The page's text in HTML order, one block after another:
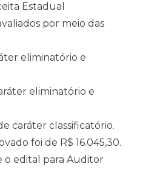
Estadual
por meio das
eliminatório e
eliminatório e
caráter classificatório.
foi de R$ 16.045,30.
o edital para Auditor